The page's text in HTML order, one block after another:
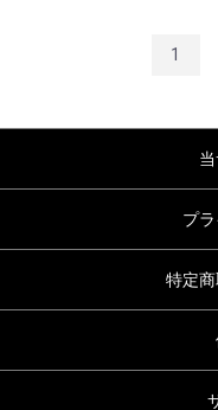
1
プ
特定